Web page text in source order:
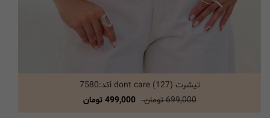
انتخاب گزینه ها
تیشرت i dont care (127)کد:7580
699,000 تومان
499,000 تومان